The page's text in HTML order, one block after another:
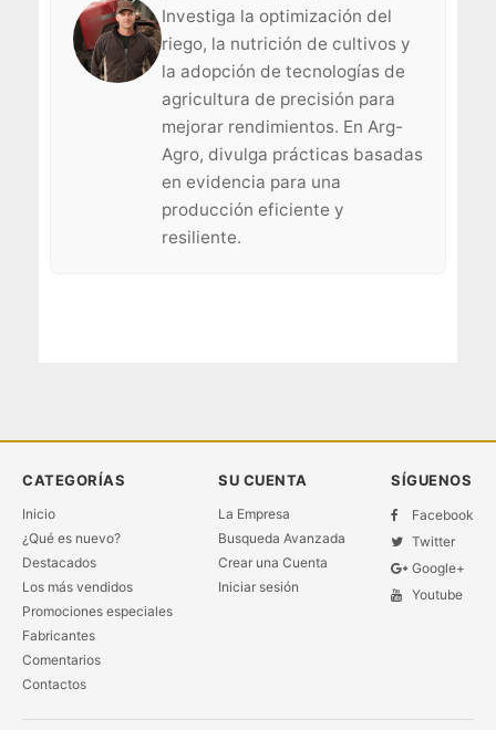
Investiga la optimización del
riego, la nutrición de cultivos y
la adopción de tecnologías de
agricultura de precisión para
mejorar rendimientos. En Arg-
Agro, divulga prácticas basadas
en evidencia para una
producción eficiente y
resiliente.
CATEGORÍAS
Inicio
¿Qué es nuevo?
Destacados
Los más vendidos
Promociones especiales
Fabricantes
Comentarios
Contactos
SU CUENTA
La Empresa
Busqueda Avanzada
Crear una Cuenta
Iniciar sesión
SÍGUENOS
Facebook
Twitter
Google+
Youtube